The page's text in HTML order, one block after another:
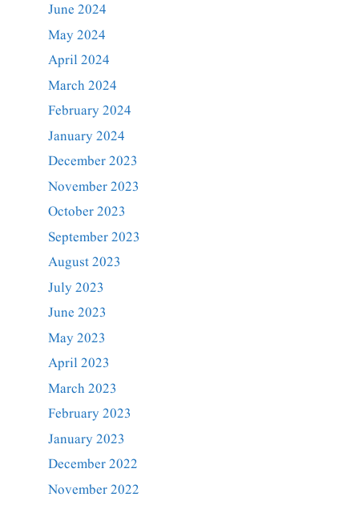
June 2024
May 2024
April 2024
March 2024
February 2024
January 2024
December 2023
November 2023
October 2023
September 2023
August 2023
July 2023
June 2023
May 2023
April 2023
March 2023
February 2023
January 2023
December 2022
November 2022